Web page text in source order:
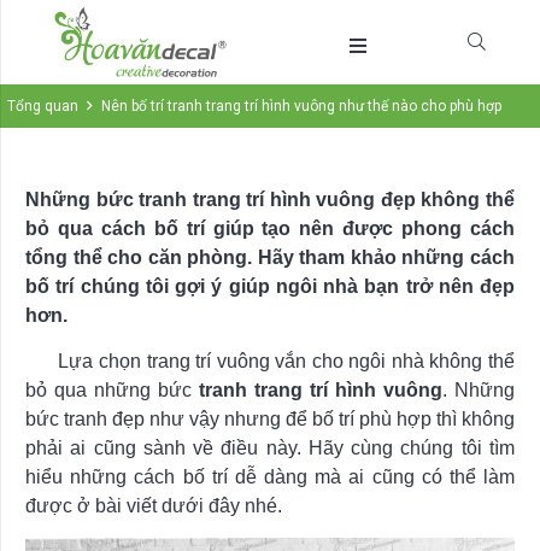
Tổng quan Nên bố trí tranh trang trí hình vuông như thế nào cho phù hợp
Những bức tranh trang trí hình vuông đẹp không thể
bỏ qua cách bố trí giúp tạo nên được phong cách
tổng thể cho căn phòng. Hãy tham khảo những cách
bố trí chúng tôi gợi ý giúp ngôi nhà bạn trở nên đẹp
hơn.
Lựa chọn trang trí vuông vắn cho ngôi nhà không thể
bỏ qua những bức tranh trang trí hình vuông. Những
bức tranh đẹp như vậy nhưng để bố trí phù hợp thì không
phải ai cũng sành về điều này. Hãy cùng chúng tôi tìm
hiểu những cách bố trí dễ dàng mà ai cũng có thể làm
được ở bài viết dưới đây nhé.